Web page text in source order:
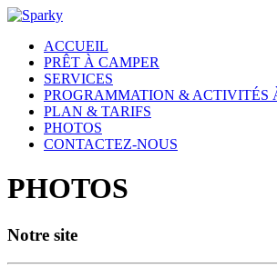
ACCUEIL
PRÊT À CAMPER
SERVICES
PROGRAMMATION & ACTIVITÉS
PLAN & TARIFS
PHOTOS
CONTACTEZ-NOUS
PHOTOS
Notre site